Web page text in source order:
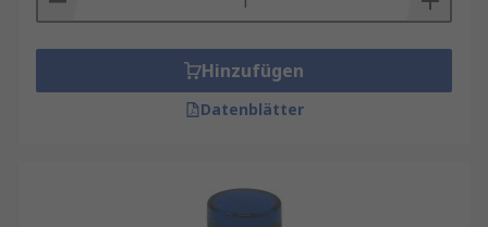
Hinzufügen
Datenblätter